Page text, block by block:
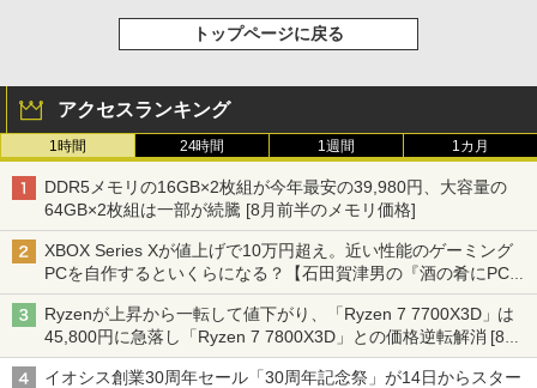
トップページに戻る
アクセスランキング
1時間 24時間 1週間 1カ月
DDR5メモリの16GB×2枚組が今年最安の39,980円、大容量の
64GB×2枚組は一部が続騰 [8月前半のメモリ価格]
XBOX Series Xが値上げで10万円超え。近い性能のゲーミング
PCを自作するといくらになる？【石田賀津男の『酒の肴にPCゲ
ーム』】
Ryzenが上昇から一転して値下がり、「Ryzen 7 7700X3D」は
45,800円に急落し「Ryzen 7 7800X3D」との価格逆転解消 [8月
前半のCPU価格]
イオシス創業30周年セール「30周年記念祭」が14日からスター